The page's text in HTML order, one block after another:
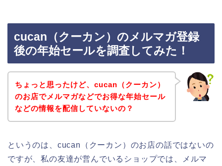
cucan（クーカン）のメルマガ登録
後の年始セールを調査してみた！
ちょっと思ったけど、cucan（クーカン）
のお店でメルマガなどでお得な年始セール
などの情報を配信していないの？
というのは、cucan（クーカン）のお店の話ではないの
ですが、私の友達が営んでいるショップでは、メルマ